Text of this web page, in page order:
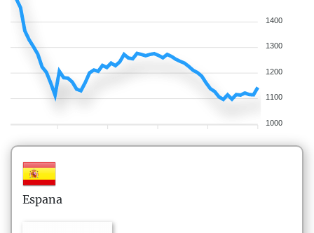
1400
1300
1200
1100
1000
Espana